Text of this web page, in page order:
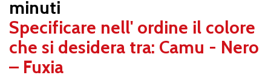
minuti
Specificare nell' ordine il colore
che si desidera tra: Camu - Nero
– Fuxia